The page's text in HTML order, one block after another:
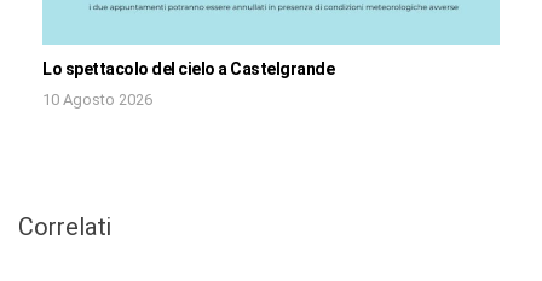
Lo spettacolo del cielo a Castelgrande
10 Agosto 2026
Correlati